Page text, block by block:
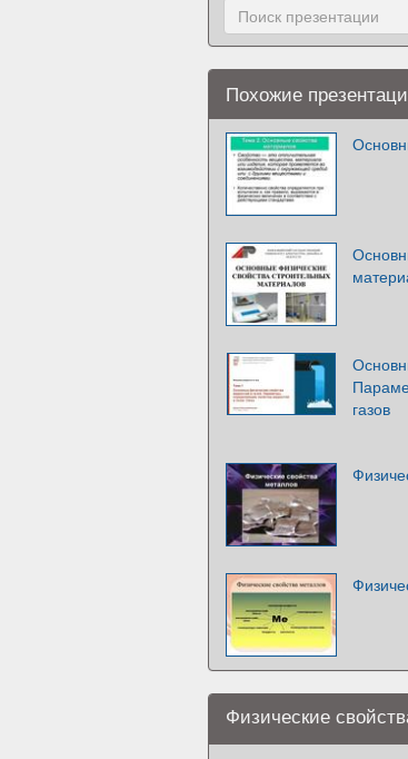
Похожие
газов
Физические